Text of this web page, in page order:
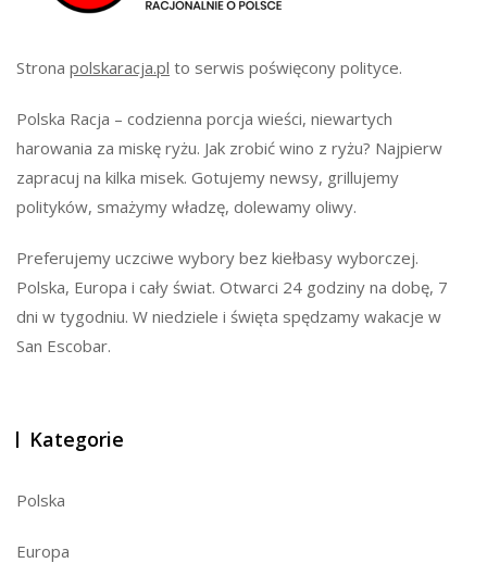
Strona polskaracja.pl to serwis poświęcony polityce.
Polska Racja – codzienna porcja wieści, niewartych
harowania za miskę ryżu. Jak zrobić wino z ryżu? Najpierw
zapracuj na kilka misek. Gotujemy newsy, grillujemy
polityków, smażymy władzę, dolewamy oliwy.
Preferujemy uczciwe wybory bez kiełbasy wyborczej.
Polska, Europa i cały świat. Otwarci 24 godziny na dobę, 7
dni w tygodniu. W niedziele i święta spędzamy wakacje w
San Escobar.
Kategorie
Polska
Europa